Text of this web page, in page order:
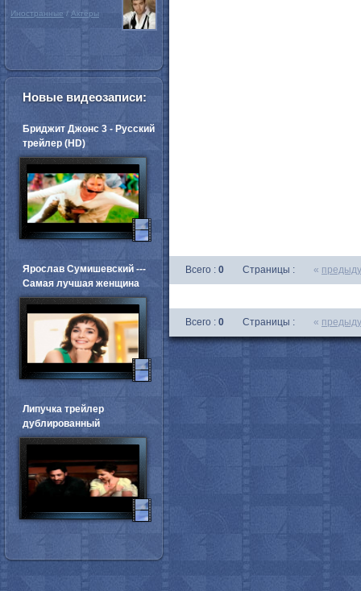
Всего : 0 Страницы : «
Всего : 0 Страницы : «
Иностранные / Актёры
Новые видеозаписи:
Бриджит Джонс 3 - Русский
трейлер (HD)
Ярослав Сумишевский ---
Самая лучшая женщина
Липучка трейлер
дублированный